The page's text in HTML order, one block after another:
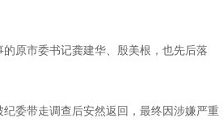
原市委书记龚建华、殷美根，也先后落
委带走调查后安然返回，最终因涉嫌严重